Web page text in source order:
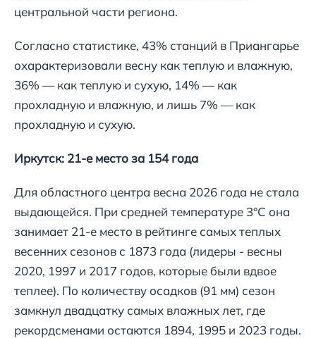
центральной части региона.
Согласно статистике, 43% станций в Приангарье
охарактеризовали весну как теплую и влажную,
36% — как теплую и сухую, 14% — как
прохладную и влажную, и лишь 7% — как
прохладную и сухую.
Иркутск: 21-е место за 154 года
Для областного центра весна 2026 года не стала
выдающейся. При средней температуре 3°С она
занимает 21-е место в рейтинге самых теплых
весенних сезонов с 1873 года (лидеры - весны
2020, 1997 и 2017 годов, которые были вдвое
теплее). По количеству осадков (91 мм) сезон
замкнул двадцатку самых влажных лет, где
рекордсменами остаются 1894, 1995 и 2023 годы.